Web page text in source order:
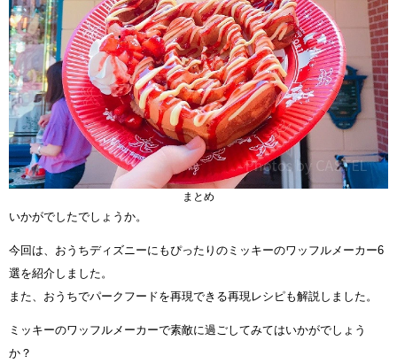
まとめ
いかがでしたでしょうか。
今回は、おうちディズニーにもぴったりのミッキーのワッフルメーカー6
選を紹介しました。
また、おうちでパークフードを再現できる再現レシピも解説しました。
ミッキーのワッフルメーカーで素敵に過ごしてみてはいかがでしょう
か？